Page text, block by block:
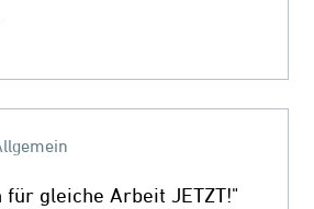
für gleiche Arbeit JETZT!"